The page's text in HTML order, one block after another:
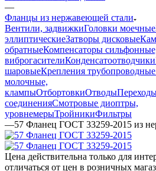
—
Фланцы из нержавеющей стали
Вентили, задвижкиГоловки моечные
эллиптическиеЗатворы дисковые
обратныеКомпенсаторы
виброгасителиКонденсатоотводчики
шаровыеКрепления
молочные,
клампыОтбортовкиОтводы
соединенияСмотровые диоптры,
уровнемерыТройникиФильтры
—57 Фланец ГОСТ 33259-2015 из
Цена действительна только для
отличаться от цен в розничных